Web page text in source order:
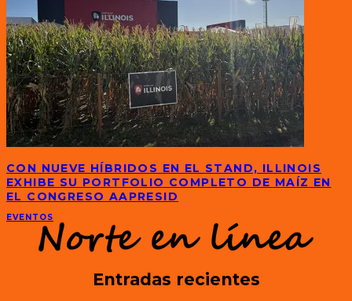
CON NUEVE HÍBRIDOS EN EL STAND, ILLINOIS
EXHIBE SU PORTFOLIO COMPLETO DE MAÍZ EN
EL CONGRESO AAPRESID
EVENTOS
Entradas recientes